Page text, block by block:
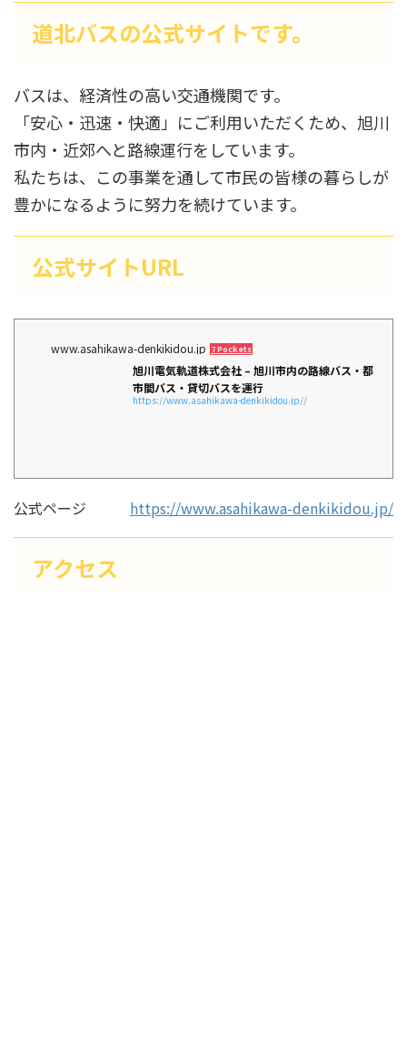
道北バスの公式サイトです。
バスは、経済性の高い交通機関です。
「安心・迅速・快適」にご利用いただくため、旭川
市内・近郊へと路線運行をしています。
私たちは、この事業を通して市民の皆様の暮らしが
豊かになるように努力を続けています。
公式サイトURL
www.asahikawa-denkikidou.jp 7 Pockets
旭川電気軌道株式会社 – 旭川市内の路線バス・都
市間バス・貸切バスを運行
https://www.asahikawa-denkikidou.jp//
公式ページ https://www.asahikawa-denkikidou.jp/
アクセス